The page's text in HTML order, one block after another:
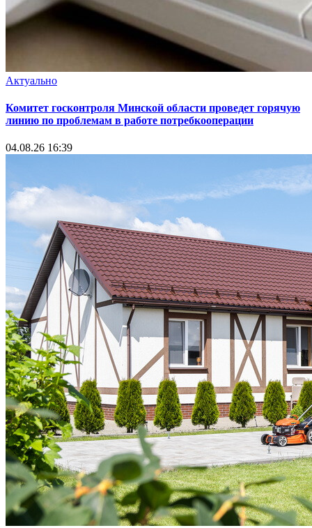
Актуально
Комитет госконтроля Минской области проведет горячую
линию по проблемам в работе потребкооперации
04.08.26 16:39